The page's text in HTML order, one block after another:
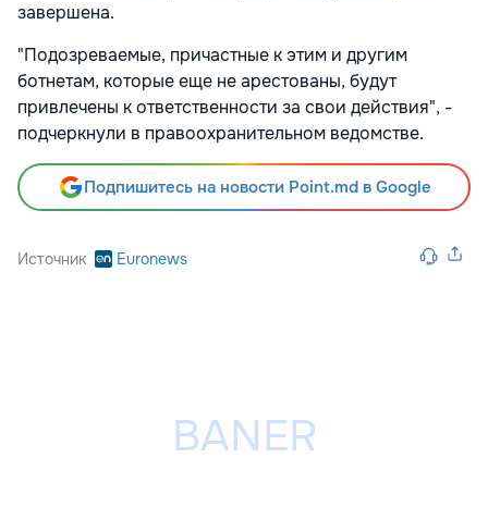
завершена.
"Подозреваемые, причастные к этим и другим
ботнетам, которые еще не арестованы, будут
привлечены к ответственности за свои действия", -
подчеркнули в правоохранительном ведомстве.
Подпишитесь на новости Point.md в Google
Источник Euronews